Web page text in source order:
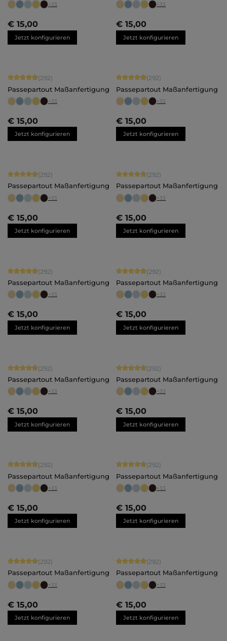
+33
€ 15,00
Jetzt konfigurieren
+33
€ 15,00
Jetzt konfigurieren
Durchschnittliche Bewertung von 4.92 von 5 Sternen
(292)
Passepartout Maßanfertigung
+33
€ 15,00
Jetzt konfigurieren
Durchschnittliche Bewertung von
(292)
Passepartout Maßanfertigung
+33
€ 15,00
Jetzt konfigurieren
Durchschnittliche Bewertung von 4.92 von 5 Sternen
(292)
Passepartout Maßanfertigung
+33
€ 15,00
Jetzt konfigurieren
Durchschnittliche Bewertung von
(292)
Passepartout Maßanfertigung
+33
€ 15,00
Jetzt konfigurieren
Durchschnittliche Bewertung von 4.92 von 5 Sternen
(292)
Passepartout Maßanfertigung
+33
€ 15,00
Jetzt konfigurieren
Durchschnittliche Bewertung von
(292)
Passepartout Maßanfertigung
+33
€ 15,00
Jetzt konfigurieren
Durchschnittliche Bewertung von 4.92 von 5 Sternen
(292)
Passepartout Maßanfertigung
+33
€ 15,00
Jetzt konfigurieren
Durchschnittliche Bewertung von
(292)
Passepartout Maßanfertigung
+33
€ 15,00
Jetzt konfigurieren
Durchschnittliche Bewertung von 4.92 von 5 Sternen
(292)
Passepartout Maßanfertigung
+33
€ 15,00
Jetzt konfigurieren
Durchschnittliche Bewertung von
(292)
Passepartout Maßanfertigung
+33
€ 15,00
Jetzt konfigurieren
Durchschnittliche Bewertung von 4.92 von 5 Sternen
(292)
Passepartout Maßanfertigung
+33
€ 15,00
Jetzt konfigurieren
Durchschnittliche Bewertung von
(292)
Passepartout Maßanfertigung
+33
€ 15,00
Jetzt konfigurieren